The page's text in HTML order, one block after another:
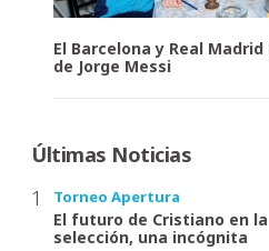
El Barcelona y Real
de Jorge Messi
Últimas Noticias
Torneo Apertura
El futuro de Cristiano en la
selección, una incógnita